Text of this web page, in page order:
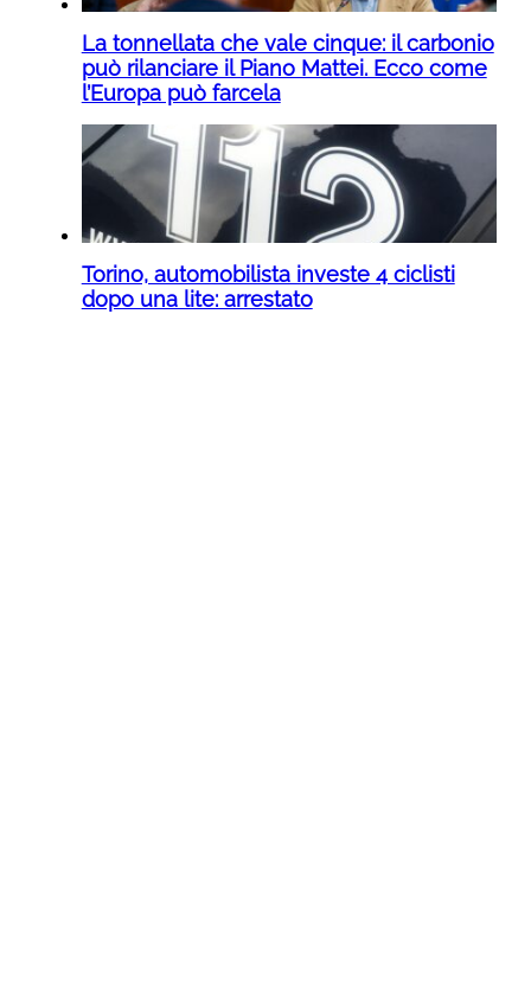
La tonnellata che vale cinque: il carbonio
può rilanciare il Piano Mattei. Ecco come
l’Europa può farcela
Torino, automobilista investe 4 ciclisti
dopo una lite: arrestato